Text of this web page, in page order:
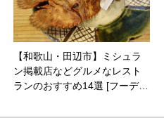
【和歌山・田辺市】ミシュラ
ン掲載店などグルメなレスト
ランのおすすめ14選 [フーデ…